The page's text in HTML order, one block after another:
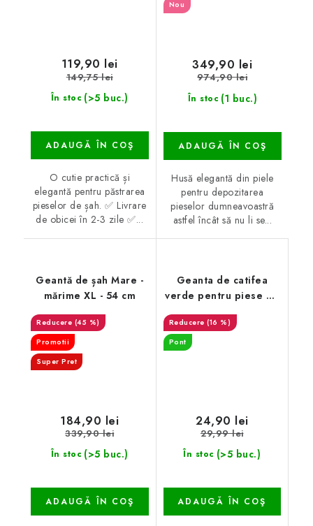
În stoc (>5 buc.)
119,90 lei
149,75 lei
ADAUGĂ ÎN COŞ
O cutie practică și
elegantă pentru păstrarea
pieselor de șah. ✅ Livrare
de obicei în 2-3 zile ✅...
Nou
În stoc (1 buc.)
349,90 lei
974,90 lei
ADAUGĂ ÎN COŞ
Husă elegantă din piele
pentru depozitarea
pieselor dumneavoastră
astfel încât să nu li se...
Geantă de șah Mare -
mărime XL - 54 cm
(45 %)
Promotii
Super Pret
În stoc (>5 buc.)
184,90 lei
339,90 lei
ADAUGĂ ÎN COŞ
Geanta de catifea
verde pentru piese de
(16 %)
Pont
În stoc (>5 buc.)
24,90 lei
29,99 lei
ADAUGĂ ÎN COŞ